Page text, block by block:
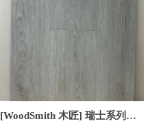
[WoodSmith 木匠] 瑞士系列